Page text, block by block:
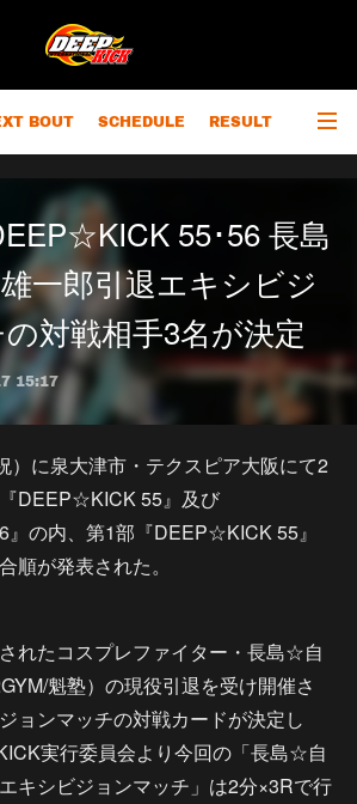
BOUT SCHEDULE RESULT
CHAMPIONS OUTLINE
55･56 長島
一郎引退エキシビジ
対戦相手3名が決定
15:17
）に泉大津市・テクスピア大阪にて2
DEEP☆KICK 55』及び
』の内、第1部『DEEP☆KICK 55』
順が発表された。
れたコスプレファイター・長島☆自
魁塾）の現役引退を受け開催さ
ョンマッチの対戦カードが決定し
実行委員会より今回の「長島☆自
キシビジョンマッチ」は2分×3Rで行